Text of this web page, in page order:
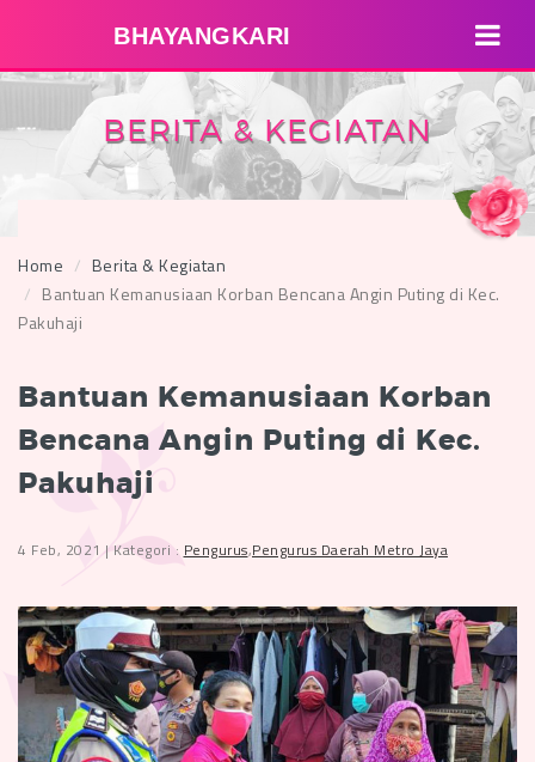
BHAYANGKARI
BERITA & KEGIATAN
Home
Berita & Kegiatan
Bantuan Kemanusiaan Korban Bencana Angin Puting di Kec.
Pakuhaji
Bantuan Kemanusiaan Korban
Bencana Angin Puting di Kec.
Pakuhaji
4 Feb, 2021 | Kategori : Pengurus,Pengurus Daerah Metro Jaya